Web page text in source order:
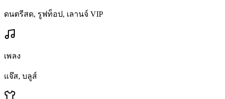
ดนตรีสด, รูฟท็อป, เลานจ์ VIP
เพลง
แจ๊ส, บลูส์